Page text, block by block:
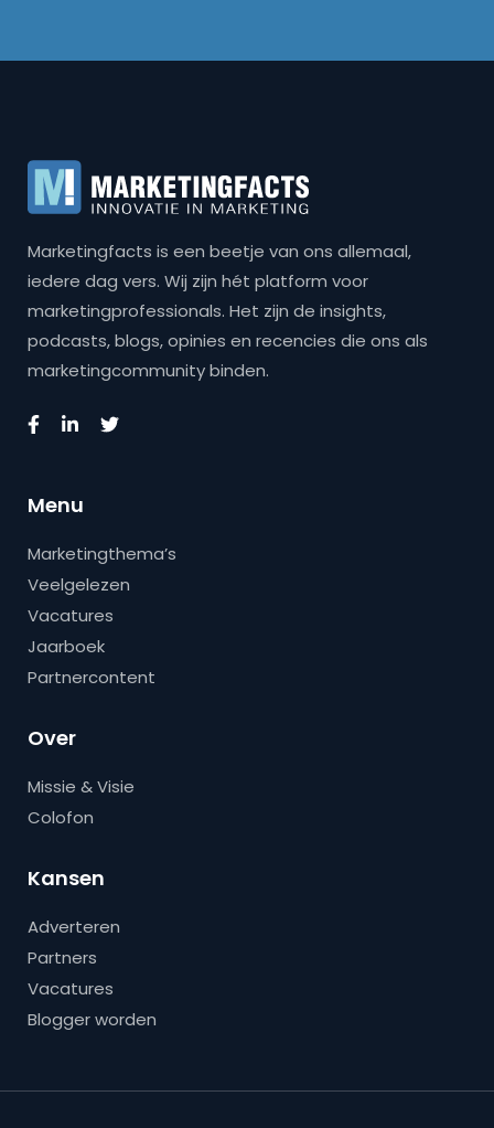
Marketingfacts is een beetje van ons allemaal,
iedere dag vers. Wij zijn hét platform voor
marketingprofessionals. Het zijn de insights,
podcasts, blogs, opinies en recencies die ons als
marketingcommunity binden.
Menu
Marketingthema’s
Veelgelezen
Vacatures
Jaarboek
Partnercontent
Over
Missie & Visie
Colofon
Kansen
Adverteren
Partners
Vacatures
Blogger worden